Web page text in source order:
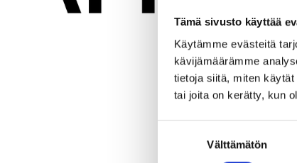
Tämä sivusto käyttää
Käytämme evästeitä
kävijämäärämme
tietoja siitä, miten
tai joita on kerätty, kun
Välttämätön